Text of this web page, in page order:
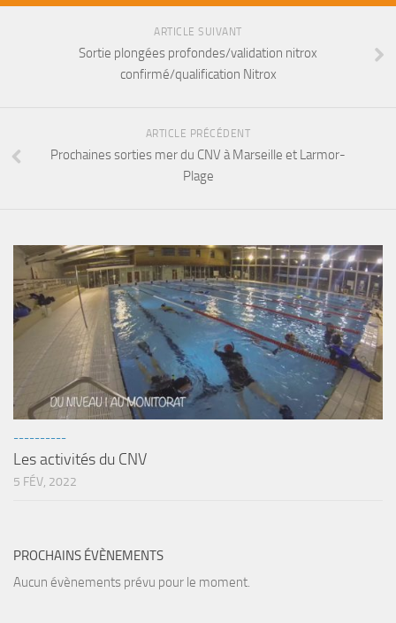
Sorties 2026
Sorties 2021
sorties 2017
Sorties 2016
Sorties 2015
Sorties 2014
BIO SUB
Environnement et Biologie Sub
Lac Merveilleux
ARTICLE SUIVANT
Sortie plongées profondes/validation nitrox
confirmé/qualification Nitrox
ARTICLE PRÉCÉDENT
Prochaines sorties mer du CNV à Marseille et Larmor-
Plage
----------
Les activités du CNV
5 FÉV, 2022
PROCHAINS ÉVÈNEMENTS
Aucun évènements prévu pour le moment.